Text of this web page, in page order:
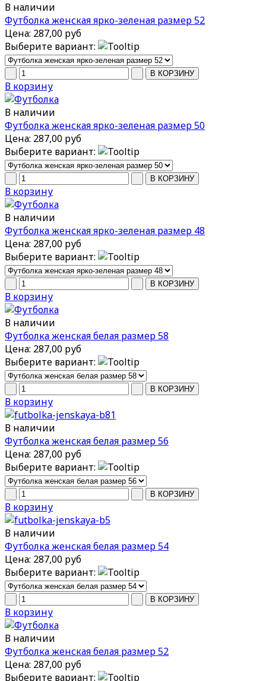
В наличии
Футболка женская ярко-зеленая размер 52
Цена: 287,00 руб
Выберите вариант:
В корзину
В наличии
Футболка женская ярко-зеленая размер 50
Цена: 287,00 руб
Выберите вариант:
В корзину
В наличии
Футболка женская ярко-зеленая размер 48
Цена: 287,00 руб
Выберите вариант:
В корзину
В наличии
Футболка женская белая размер 58
Цена: 287,00 руб
Выберите вариант:
В корзину
В наличии
Футболка женская белая размер 56
Цена: 287,00 руб
Выберите вариант:
В корзину
В наличии
Футболка женская белая размер 54
Цена: 287,00 руб
Выберите вариант:
В корзину
В наличии
Футболка женская белая размер 52
Цена: 287,00 руб
Выберите вариант: